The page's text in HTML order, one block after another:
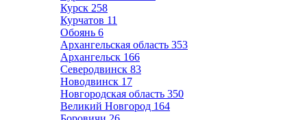
Курск 258
Курчатов 11
Обоянь 6
Архангельская область 353
Архангельск 166
Северодвинск 83
Новодвинск 17
Новгородская область 350
Великий Новгород 164